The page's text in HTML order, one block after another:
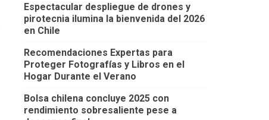
Espectacular despliegue de drones y
pirotecnia ilumina la bienvenida del 2026
en Chile
Recomendaciones Expertas para
Proteger Fotografías y Libros en el
Hogar Durante el Verano
Bolsa chilena concluye 2025 con
rendimiento sobresaliente pese a